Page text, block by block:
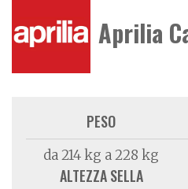
Aprilia
PESO
da 214 kg a 228 kg
ALTEZZA SELLA